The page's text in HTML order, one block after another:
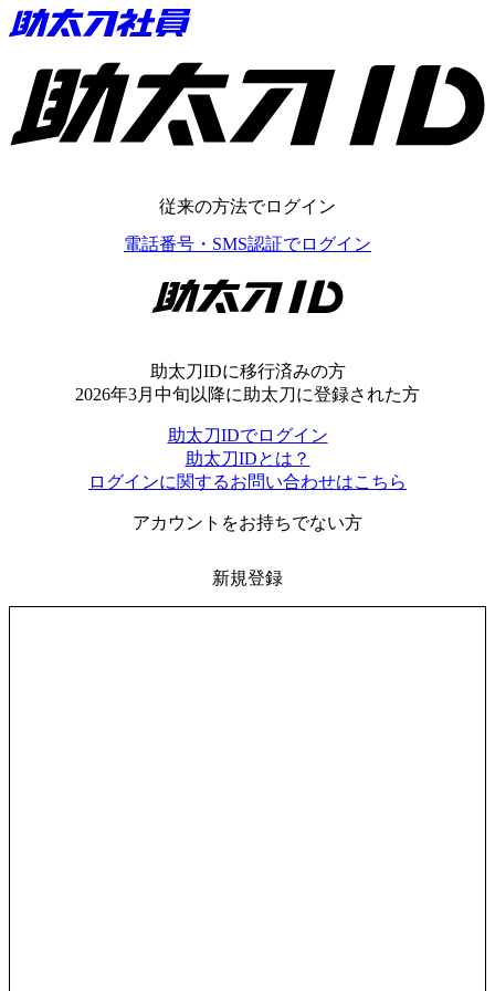
助太刀ID
従来の方法でログイン
電話番号・SMS認証でログイン
助太刀ID
助太刀IDに移行済みの方
2026年3月中旬以降に助太刀に登録された方
助太刀IDでログイン
助太刀IDとは？
ログインに関するお問い合わせはこちら
アカウントをお持ちでない方
新規登録